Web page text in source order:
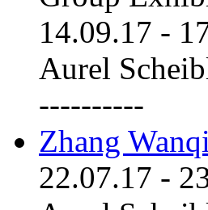
14.09.17 -
Aurel
----------
Zhang
22.07.17 -